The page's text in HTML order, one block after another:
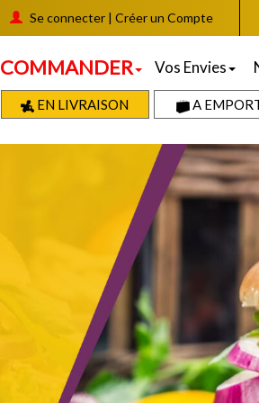
Se connecter| Créer un Compte
COMMANDER Vos Envies
EN LIVRAISON A